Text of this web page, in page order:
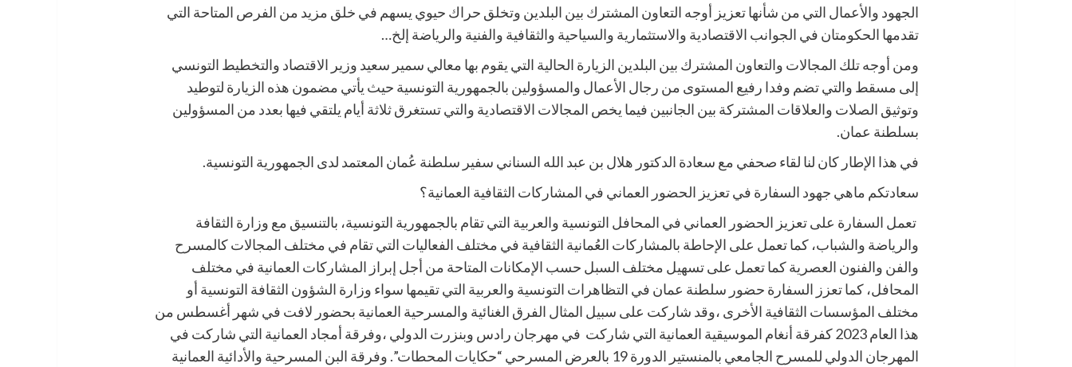
الجهود والأعمال التي من شأنها تعزيز أوجه التعاون المشترك بين البلدين وتخلق حراك حيوي يسهم في خلق مزيد من الفرص المتاحة التي
تقدمها الحكومتان في الجوانب الاقتصادية والاستثمارية والسياحية والثقافية والفنية والرياضة إلخ…
ومن أوجه تلك المجالات والتعاون المشترك بين البلدين الزيارة الحالية التي يقوم بها معالي سمير سعيد وزير الاقتصاد والتخطيط التونسي
إلى مسقط والتي تضم وفدا رفيع المستوى من رجال الأعمال والمسؤولين بالجمهورية التونسية حيث يأتي مضمون هذه الزيارة لتوطيد
وتوثيق الصلات والعلاقات المشتركة بين الجانبين فيما يخص المجالات الاقتصادية والتي تستغرق ثلاثة أيام يلتقي فيها بعدد من المسؤولين
بسلطنة عمان.
في هذا الإطار كان لنا لقاء صحفي مع سعادة الدكتور هلال بن عبد الله السناني سفير سلطنة عُمان المعتمد لدى الجمهورية التونسية.
سعادتكم ماهي جهود السفارة في تعزيز الحضور العماني في المشاركات الثقافية العمانية؟
تعمل السفارة على تعزيز الحضور العماني في المحافل التونسية والعربية التي تقام بالجمهورية التونسية، بالتنسيق مع وزارة الثقافة
والرياضة والشباب، كما تعمل على الإحاطة بالمشاركات العُمانية الثقافية في مختلف الفعاليات التي تقام في مختلف المجالات كالمسرح
والفن والفنون العصرية كما تعمل على تسهيل مختلف السبل حسب الإمكانات المتاحة من أجل إبراز المشاركات العمانية في مختلف
المحافل، كما تعزز السفارة حضور سلطنة عمان في التظاهرات التونسية والعربية التي تقيمها سواء وزارة الشؤون الثقافة التونسية أو
مختلف المؤسسات الثقافية الأخرى ،وقد شاركت على سبيل المثال الفرق الغنائية والمسرحية العمانية بحضور لافت في شهر أغسطس من
هذا العام 2023 كفرقة أنغام الموسيقية العمانية التي شاركت في مهرجان رادس وبنزرت الدولي ،وفرقة أمجاد العمانية التي شاركت في
المهرجان الدولي للمسرح الجامعي بالمنستير الدورة 19 بالعرض المسرحي “حكايات المحطات”. وفرقة البن المسرحية والأدائية العمانية